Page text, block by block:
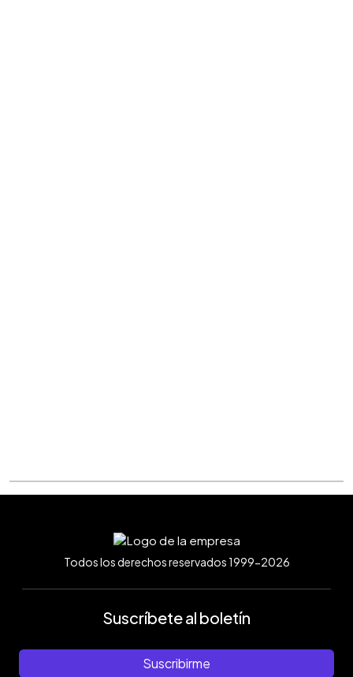
Todos los derechos reservados 1999-2026
Suscríbete al boletín
Suscribirme